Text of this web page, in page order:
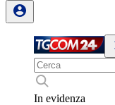
In evidenza